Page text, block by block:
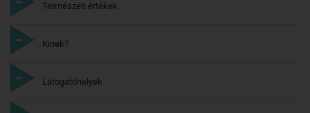
Természeti értékek
Kinek?
Látogatóhelyek